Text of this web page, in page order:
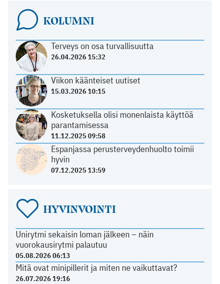
KOLUMNI
Terveys on osa turvallisuutta
26.04.2026 15:32
Viikon käänteiset uutiset
15.03.2026 10:15
Kosketuksella olisi monenlaista käyttöä
parantamisessa
11.12.2025 09:58
Espanjassa perusterveydenhuolto toimii
hyvin
07.12.2025 13:59
HYVINVOINTI
Unirytmi sekaisin loman jälkeen – näin
vuorokausirytmi palautuu
05.08.2026 06:13
Mitä ovat minipillerit ja miten ne vaikuttavat?
26.07.2026 19:16